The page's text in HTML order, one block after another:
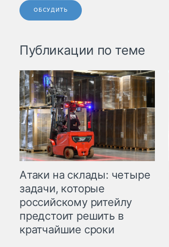
ОБСУДИТЬ
Публикации по теме
Атаки на склады: четыре
задачи, которые
российскому ритейлу
предстоит решить в
кратчайшие сроки